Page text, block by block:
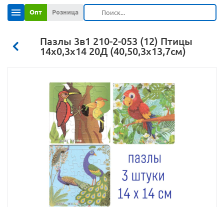
Опт Розница
Пазлы 3в1 210-2-053 (12) Птицы
14х0,3х14 20Д (40,50,3х13,7см)